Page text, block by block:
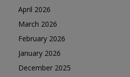
April 2026
March 2026
February 2026
January 2026
December 2025